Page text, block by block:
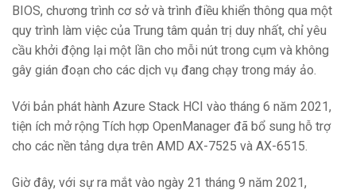
BIOS, chương trình cơ sở và trình điều khiển thông qua một
quy trình làm việc của Trung tâm quản trị duy nhất, chỉ yêu
cầu khởi động lại một lần cho mỗi nút trong cụm và không
gây gián đoạn cho các dịch vụ đang chạy trong máy ảo.
Với bản phát hành Azure Stack HCI vào tháng 6 năm 2021,
tiện ích mở rộng Tích hợp OpenManager đã bổ sung hỗ trợ
cho các nền tảng dựa trên AMD AX-7525 và AX-6515.
Giờ đây, với sự ra mắt vào ngày 21 tháng 9 năm 2021,